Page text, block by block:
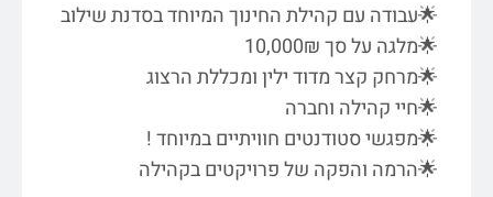
🌟עבודה עם קהילת החינוך המיוחד בסדנת שילוב
🌟מלגה על סך 10,000₪
🌟מרחק קצר מדוד ילין ומכללת הרצוג
🌟חיי קהילה וחברה
🌟מפגשי סטודנטים חוויתיים במיוחד !
🌟הרמה והפקה של פרויקטים בקהילה